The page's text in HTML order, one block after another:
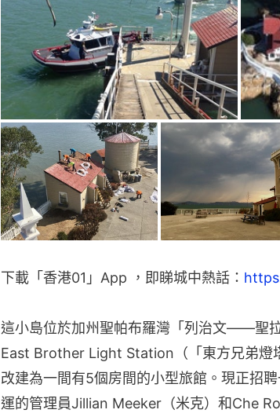
下載「香港01」App ，即睇城中熱話：
這小島位於加州聖帕布羅灣「列治文——聖
East Brother Light Station（「東方兄弟燈
改建為一間有5個房間的小型旅館。現正招
運的管理員Jillian Meeker（米克）和Che